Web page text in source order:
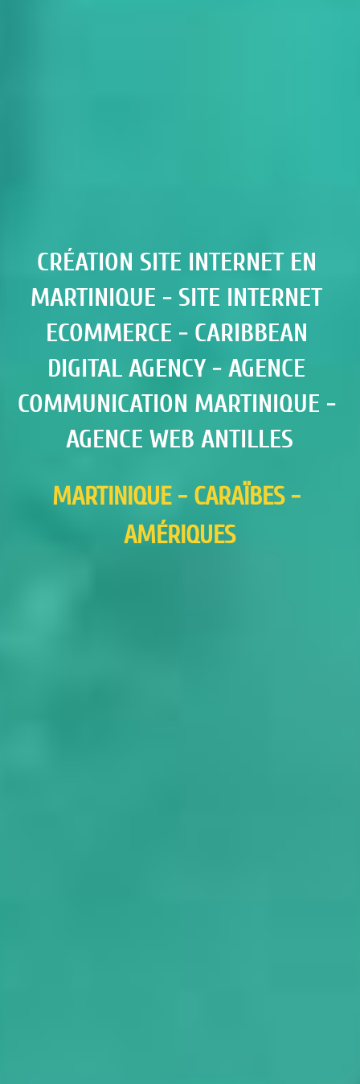
CRÉATION SITE INTERNET EN
MARTINIQUE - SITE INTERNET
ECOMMERCE - CARIBBEAN
DIGITAL AGENCY - AGENCE
COMMUNICATION MARTINIQUE -
AGENCE WEB ANTILLES
MARTINIQUE - CARAÏBES -
AMÉRIQUES